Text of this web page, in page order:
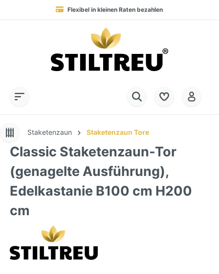
Flexibel in kleinen Raten bezahlen
Blitzversand in 1-3 Werktagen nach DE, AT & NL
+49 (0) 28 32 - 408 990 0
Dauerhaft hohe Warenverfügbarkeit
SSL-verschlüsselt online einkaufen
Staketenzaun Staketenzaun Tore
Classic Staketenzaun-Tor
(genagelte Ausführung),
Edelkastanie B100 cm H200
cm